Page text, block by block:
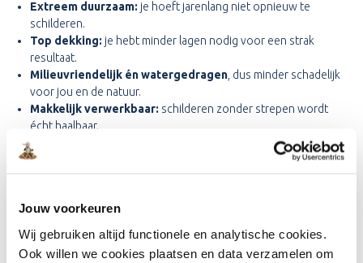
Jouw voorkeuren
Wij gebruiken altijd functionele en analytische cookies.
Ook willen we cookies plaatsen en data verzamelen om
Extreem duurzaam: je hoeft jarenlang niet opnieuw te
schilderen.
Top dekking: je hebt minder lagen nodig voor een strak
resultaat.
Milieuvriendelijk én watergedragen , dus minder schadelijk
voor jou en de natuur.
Makkelijk verwerkbaar: schilderen zonder strepen wordt
écht haalbaar.
Of je nu voor een modern, landelijk of Scandinavisch tuinconcept